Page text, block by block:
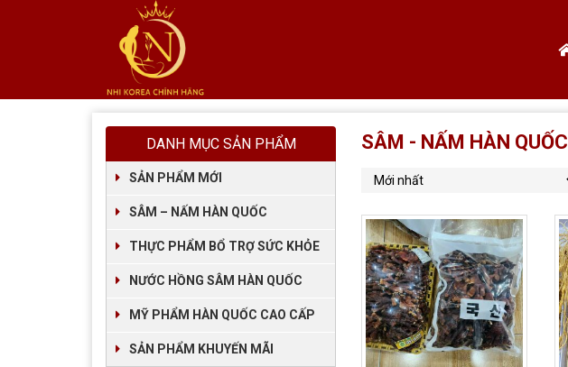
SÂM - NẤM HÀN QUỐC
DANH MỤC SẢN PHẨM
SẢN PHẨM MỚI
SÂM – NẤM HÀN QUỐC
THỰC PHẨM BỔ TRỢ SỨC KHỎE
NƯỚC HỒNG SÂM HÀN QUỐC
MỸ PHẨM HÀN QUỐC CAO CẤP
SẢN PHẨM KHUYẾN MÃI